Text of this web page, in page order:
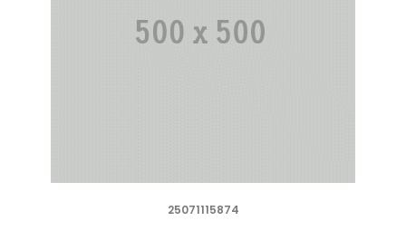
25071115874